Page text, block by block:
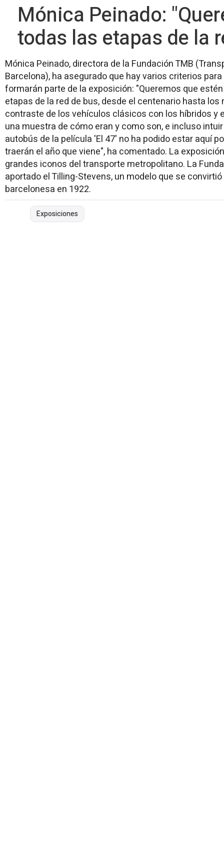
Mónica Peinado:
todas las etapas de la
Mónica Peinado, directora de la Fundación TMB
Barcelona), ha asegurado que hay varios criterios
formarán parte de la exposición: "Queremos que
etapas de la red de bus, desde el centenario hasta los
contraste de los vehículos clásicos con los híbridos y
una muestra de cómo eran y como son, e incluso
autobús de la película 'El 47' no ha podido estar aquí
traerán el año que viene", ha comentado. La
grandes iconos del transporte metropolitano. La
aportado el Tilling-Stevens, un modelo que se
barcelonesa en 1922.
Exposiciones